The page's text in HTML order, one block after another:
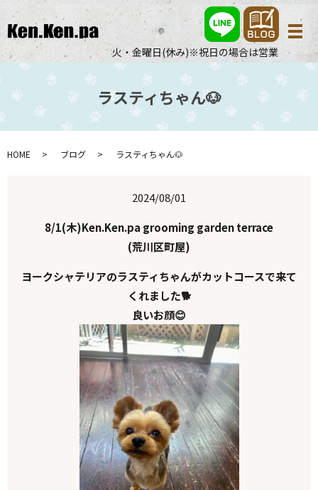
火・金曜日(休み)※祝日の場合は営業
メ
ラスティちゃん🐶
HOME ブログ ラスティちゃん🐶
2024/08/01
8/1(木)Ken.Ken.pa grooming garden terrace
(荒川区町屋)
ヨークシャテリアのラスティちゃんがカットコースで来て
くれました🐕
良いお顔😊